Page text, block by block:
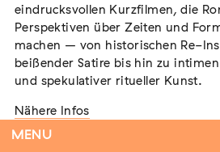
MENU
Tag der Menschlichkeit
Sinti und Roma,
Pfalz nimmt teil
Extern
eindrucksvollen Kurzfilmen, die
Perspektiven über Zeiten und
machen – von historischen Re-
beißender Satire bis hin zu
und spekulativer ritueller Kunst.
Nähere Infos